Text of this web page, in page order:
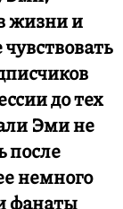
жизни и
до тех
Эми не
после
немного
фанаты